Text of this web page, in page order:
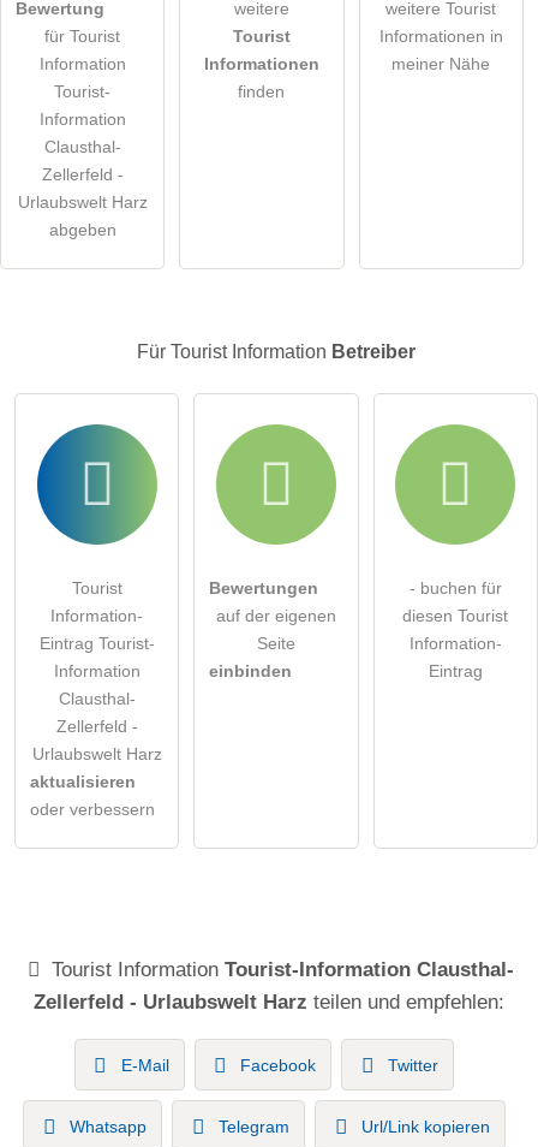
Klicken Sie hier um eine
Information-Eintrag zu stellen
Bewertung
für Tourist
Information
Tourist-
Information
Clausthal-
Zellerfeld -
Urlaubswelt Harz
abgeben
weitere
Tourist
Informationen
finden
weitere Tourist
Informationen in
meiner Nähe
Für Tourist Information Betreiber
Tourist
Information-
Eintrag Tourist-
Information
Clausthal-
Zellerfeld -
Urlaubswelt Harz
aktualisieren
oder verbessern
Bewertungen
auf der eigenen
Seite
einbinden
- buchen für
diesen Tourist
Information-
Eintrag
Tourist InformationTourist-Information Clausthal-
Zellerfeld - Urlaubswelt Harz teilen und empfehlen:
E-Mail Facebook Twitter
Whatsapp Telegram Url/Link kopieren